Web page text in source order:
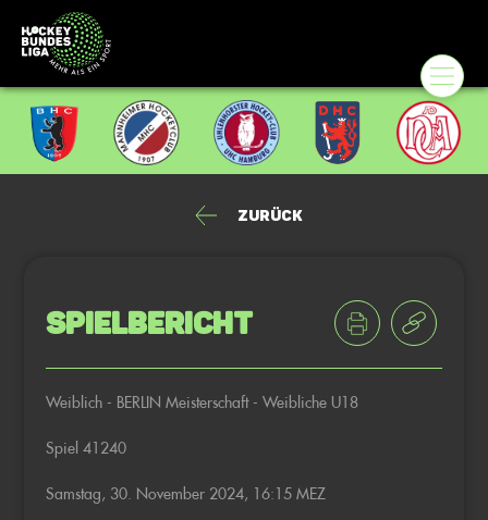
Zurück
Spielbericht
Weiblich - BERLIN Meisterschaft - Weibliche U18
Spiel 41240
Samstag, 30. November 2024, 16:15 MEZ